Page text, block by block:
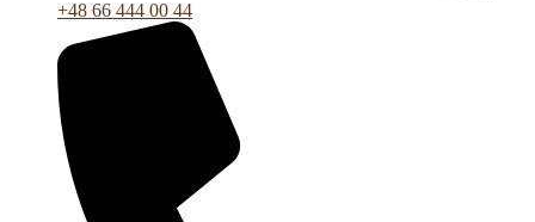
+48 66 444 00 44